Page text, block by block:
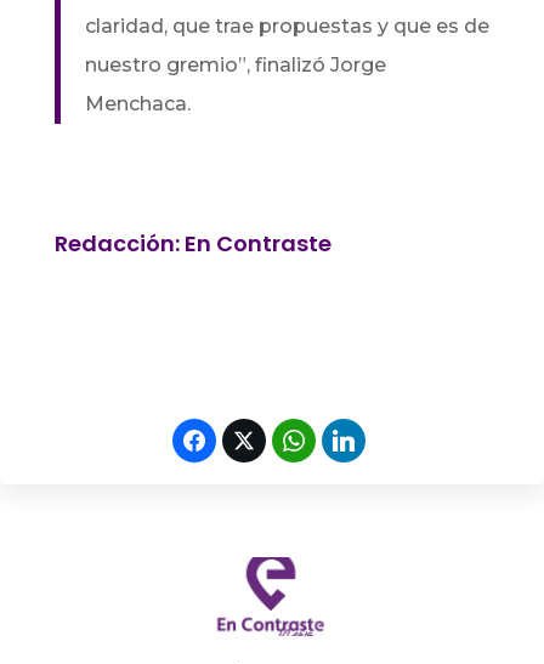
claridad, que trae propuestas y que es de
nuestro gremio”, finalizó Jorge
Menchaca.
Redacción: En Contraste